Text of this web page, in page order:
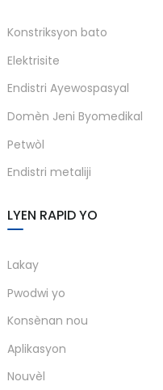
Konstriksyon bato
Elektrisite
Endistri Ayewospasyal
Domèn Jeni Byomedikal
Petwòl
Endistri metaliji
LYEN RAPID YO
Lakay
Pwodwi yo
Konsènan nou
Aplikasyon
Nouvèl